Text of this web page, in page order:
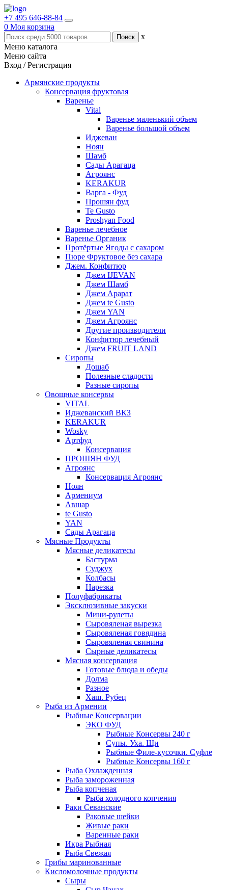
+7 495 646-88-84
0 Моя корзина
x
Меню каталога
Меню сайта
Вход / Регистрация
Армянские продукты
Консервация фруктовая
Варенье
Vital
Варенье маленький объем
Варенье большой объем
Иджеван
Ноян
Шамб
Сады Арагаца
Агроянс
KERAKUR
Варга - Фуд
Прошян фуд
Te Gusto
Proshyan Food
Варенье лечебное
Варенье Органик
Протёртые Ягоды с сахаром
Пюре Фруктовое без сахара
Джем. Конфитюр
Джем IJEVAN
Джем Шамб
Джем Арарат
Джем te Gusto
Джем YAN
Джем Агроянс
Другие производители
Конфитюр лечебный
Джем FRUIT LAND
Сиропы
Дошаб
Полезные сладости
Разные сиропы
Овощные консервы
VITAL
Иджеванский ВКЗ
KERAKUR
Wosky
Артфуд
Консервация
ПРОШЯН ФУД
Агроянс
Консервация Агроянс
Ноян
Армениум
Авшар
te Gusto
YAN
Сады Арагаца
Мясные Продукты
Мясные деликатесы
Бастурма
Суджух
Колбасы
Нарезка
Полуфабрикаты
Эксклюзивные закуски
Мини-рулеты
Сыровяленая вырезка
Сыровяленая говядина
Сыровяленая свинина
Сырные деликатесы
Мясная консервация
Готовые блюда и обеды
Долма
Разное
Хаш. Рубец
Рыба из Армении
Рыбные Консервации
ЭКО ФУД
Рыбные Консервы 240 г
Супы. Уха. Щи
Рыбные Филе-кусочки. Суфле
Рыбные Консервы 160 г
Рыба Охлажденная
Рыба замороженная
Рыба копченая
Рыба холодного копчения
Раки Севанские
Раковые шейки
Живые раки
Варенные раки
Икра Рыбная
Рыба Свежая
Грибы маринованные
Кисломолочные продукты
Сыры